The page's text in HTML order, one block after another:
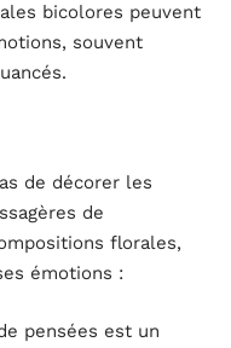
bicolores peuvent
souvent
de décorer les
de
florales,
émotions :
pensées est un